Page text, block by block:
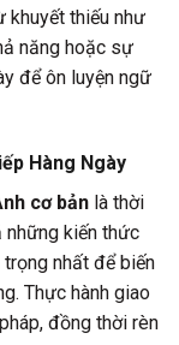
khuyết thiếu như
năng hoặc sự
để ôn luyện ngữ
Hàng Ngày
cơ bản là thời
kiến thức
nhất để biến
Thực hành giao
đồng thời rèn